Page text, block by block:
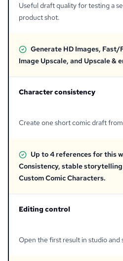
Useful draft quality for testing a
product shot.
Generate HD Images,
Image Upscale, and Upscale &
Character consistency
Create one short comic draft
Up to 4 references for this
Consistency, stable
Custom Comic Characters.
Editing control
Open the first result in studio and